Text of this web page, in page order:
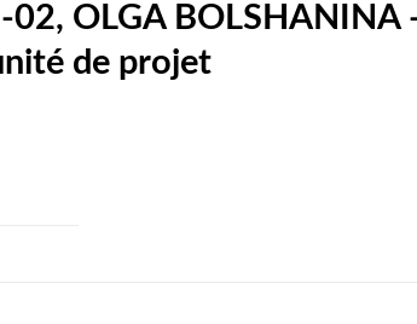
OLGA BOLSHANINA
de projet